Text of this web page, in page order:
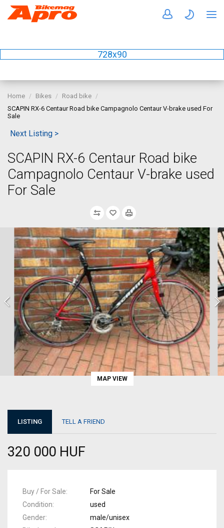
728x90
Home Bikes
Road bike
SCAPIN RX-6 Centaur Road bike Campagnolo Centaur V-brake used For
Sale
Next Listing >
SCAPIN RX-6 Centaur Road bike
Campagnolo Centaur V-brake used
For Sale
MAP VIEW
LISTING TELL A FRIEND
320 000 HUF
Buy / For Sale
For Sale
Condition
used
Gender
male/unisex